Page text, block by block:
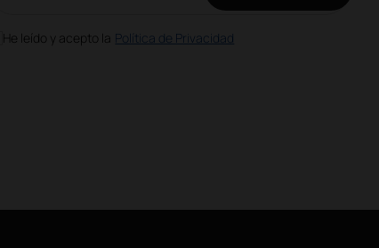
He leído y acepto la Política de Privacidad